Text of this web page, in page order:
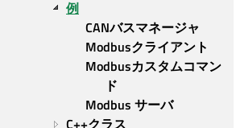
例
CANバスマネージャ
Modbusクライアント
Modbusカスタムコマン
ド
Modbus サーバ
C++クラス